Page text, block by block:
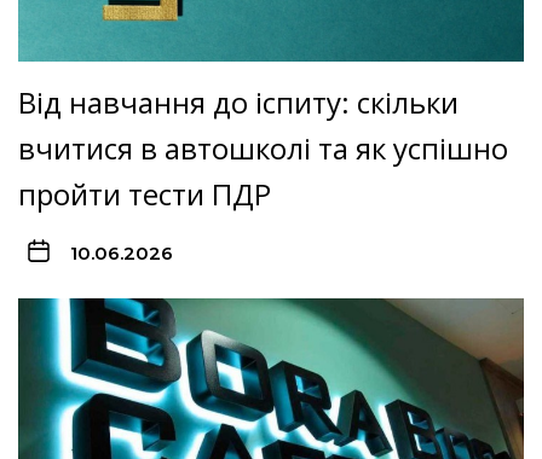
Від навчання до іспиту: скільки
вчитися в автошколі та як успішно
пройти тести ПДР
10.06.2026